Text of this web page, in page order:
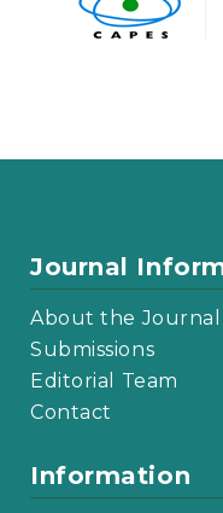
Journal
About the Journal
Submissions
Editorial Team
Contact
Information